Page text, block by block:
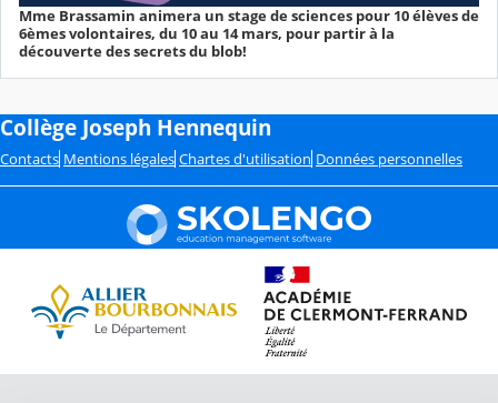
Mme Brassamin animera un stage de sciences pour 10 élèves de
6èmes volontaires, du 10 au 14 mars, pour partir à la
découverte des secrets du blob!
Collège Joseph Hennequin
Contacts Mentions légales Chartes d'utilisation Données personnelles